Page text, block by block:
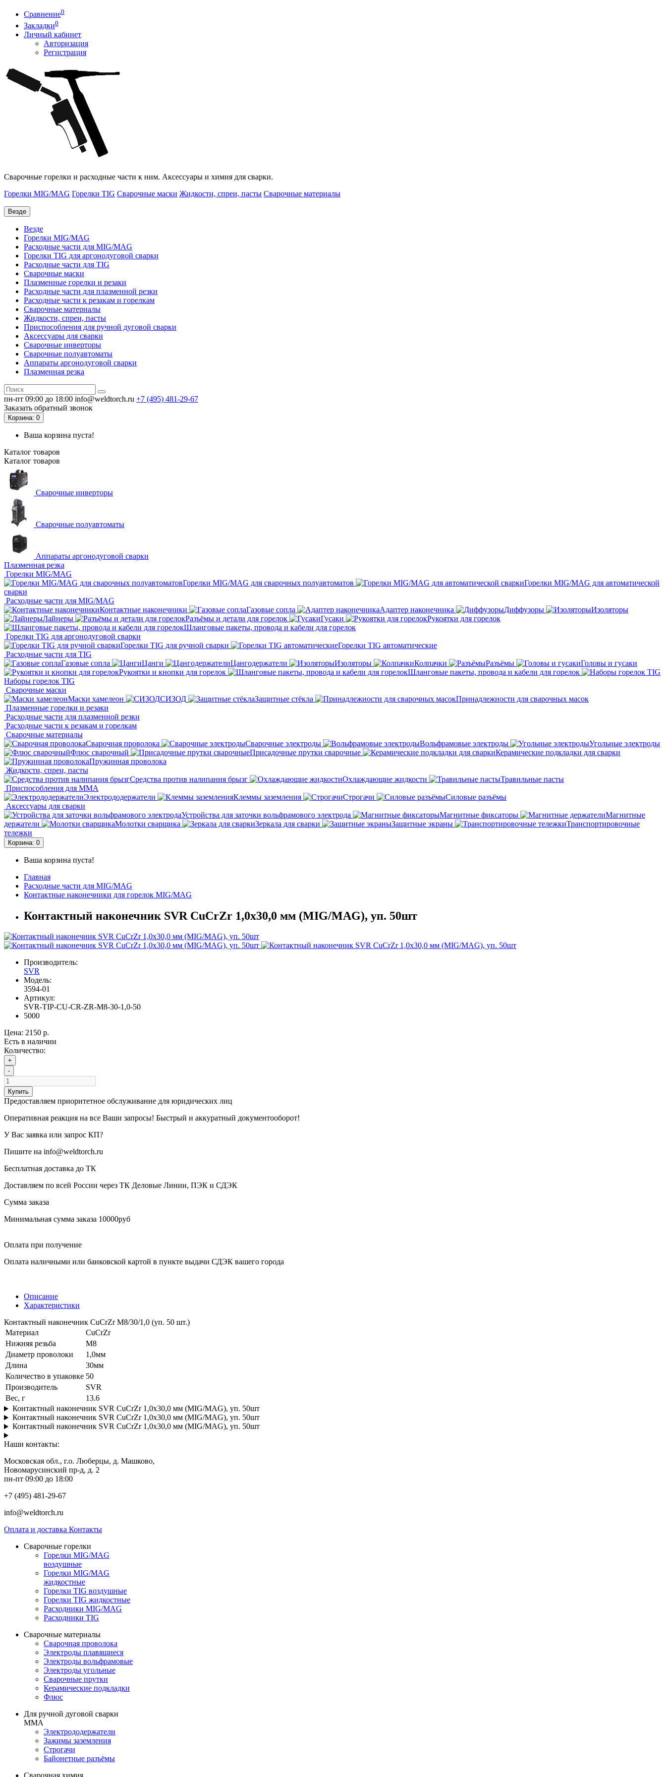
Сравнение0
Закладки0
Личный кабинет
Авторизация
Регистрация
Сварочные горелки и расходные части к ним. Аксессуары и химия для сварки.
Горелки MIG/MAG Горелки TIG Сварочные маски Жидкости, спреи, пасты Сварочные материалы
Везде
Везде
Горелки MIG/MAG
Расходные части для MIG/MAG
Горелки TIG для аргонодуговой сварки
Расходные части для TIG
Сварочные маски
Плазменные горелки и резаки
Расходные части для плазменной резки
Расходные части к резакам и горелкам
Сварочные материалы
Жидкости, спреи, пасты
Приспособления для ручной дуговой сварки
Аксессуары для сварки
Сварочные инверторы
Сварочные полуавтоматы
Аппараты аргонодуговой сварки
Плазменная резка
пн-пт 09:00 до 18:00 info@weldtorch.ru +7 (495) 481-29-67
Заказать обратный звонок
Корзина: 0
Ваша корзина пуста!
Каталог товаров
Каталог товаров
Сварочные инверторы
Сварочные полуавтоматы
Аппараты аргонодуговой сварки
Плазменная резка
Горелки MIG/MAG
Горелки MIG/MAG для сварочных полуавтоматов
Горелки MIG/MAG для автоматической
сварки
Расходные части для MIG/MAG
Контактные наконечники
Газовые сопла Адаптер наконечника Диффузоры
Изоляторы
Лайнеры
Разъёмы и детали для горелок Гусаки
Рукоятки для горелок
Шланговые пакеты, провода и кабели для горелок
Горелки TIG для аргонодуговой сварки
Горелки TIG для ручной сварки
Горелки TIG автоматические
Расходные части для TIG
Газовые сопла
Цанги Цангодержатели Изоляторы Колпачки Разъёмы
Головы и гусаки
Рукоятки и кнопки для горелок
Шланговые пакеты, провода и кабели для горелок
Наборы горелок TIG
Сварочные маски
Маски хамелеон
СИЗОД Защитные стёкла
Принадлежности для сварочных масок
Плазменные горелки и резаки
Расходные части для плазменной резки
Расходные части к резакам и горелкам
Сварочные материалы
Сварочная проволока
Сварочные электроды Вольфрамовые электроды
Угольные электроды
Флюс сварочный
Присадочные прутки сварочные
Керамические подкладки для сварки
Пружинная проволока
Жидкости, спреи, пасты
Средства против налипания брызг
Охлаждающие жидкости
Травильные пасты
Приспособления для ММА
Электрододержатели
Клеммы заземления Строгачи
Силовые разъёмы
Аксессуары для сварки
Устройства для заточки вольфрамового электрода
Магнитные фиксаторы
Магнитные
держатели
Молотки сварщика Зеркала для сварки Защитные экраны
Транспортировочные
тележки
Корзина: 0
Ваша корзина пуста!
Главная
Расходные части для MIG/MAG
Контактные наконечники для горелок MIG/MAG
Контактный наконечник SVR CuCrZr 1,0x30,0 мм (MIG/MAG), уп. 50шт
Производитель:
SVR
Модель:
3594-01
Артикул:
SVR-TIP-CU-CR-ZR-М8-30-1,0-50
5000
Цена: 2150 р.
Есть в наличии
Количество:
+
-
Купить
Предоставляем приоритетное обслуживание для юридических лиц
Оперативная реакция на все Ваши запросы! Быстрый и аккуратный документооборот!
У Вас заявка или запрос КП?
Пишите на info@weldtorch.ru
Бесплатная доставка до ТК
Доставляем по всей России через ТК Деловые Линии, ПЭК и СДЭК
Сумма заказа
Минимальная сумма заказа 10000руб
Оплата при получение
Оплата наличными или банковской картой в пункте выдачи СДЭК вашего города
Описание
Характеристики
Контактный наконечник CuCrZr М8/30/1,0 (уп. 50 шт.)
Материал
CuCrZr
Нижняя резьба
М8
Диаметр проволоки
1,0мм
Длина
30мм
Количество в упаковке 50
Производитель
SVR
Вес, г
13.6
Контактный наконечник SVR CuCrZr 1,0x30,0 мм (MIG/MAG), уп. 50шт
Контактный наконечник SVR CuCrZr 1,0x30,0 мм (MIG/MAG), уп. 50шт
Контактный наконечник SVR CuCrZr 1,0x30,0 мм (MIG/MAG), уп. 50шт
Наши контакты:
Московская обл., г.о. Люберцы, д. Машково,
Новомарусинский пр-д, д. 2
пн-пт 09:00 до 18:00
+7 (495) 481-29-67
info@weldtorch.ru
Оплата и доставка Контакты
Сварочные горелки
Горелки MIG/MAG
воздушные
Горелки MIG/MAG
жидкостные
Горелки TIG воздушные
Горелки TIG жидкостные
Расходники MIG/MAG
Расходники TIG
Сварочные материалы
Сварочная проволока
Электроды плавящиеся
Электроды вольфрамовые
Электроды угольные
Сварочные прутки
Керамические подкладки
Флюс
Для ручной дуговой сварки
MMA
Электрододержатели
Зажимы заземления
Строгачи
Байонетные разъёмы